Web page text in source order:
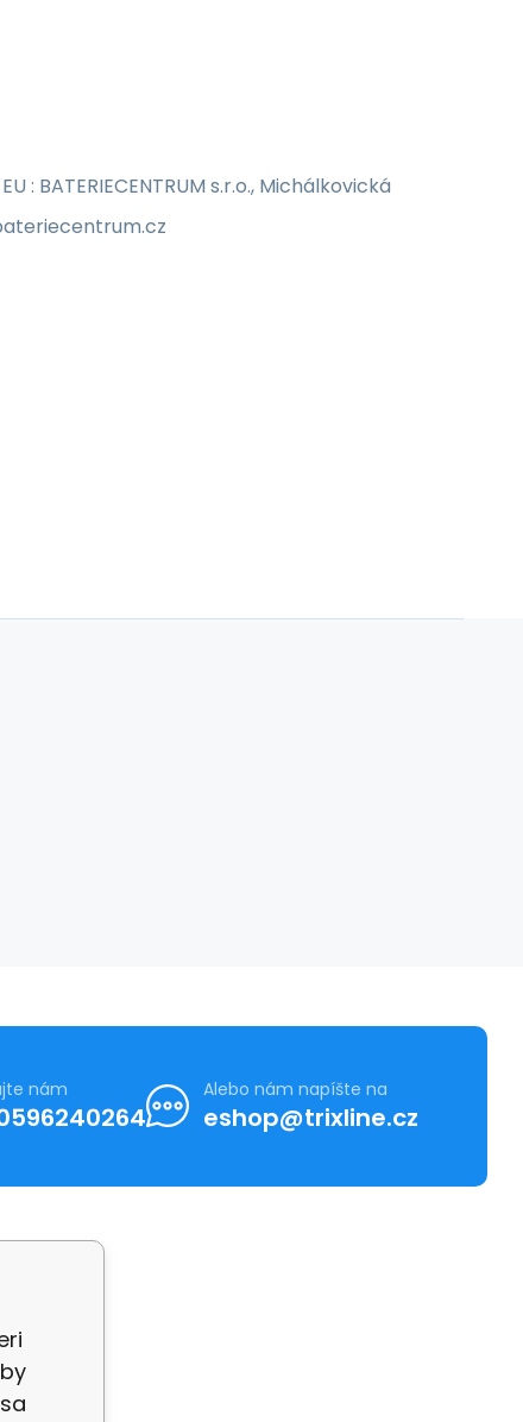
BATERIECENTRUM s.r.o., Michálkovická
nám Alebo nám napíšte na
eshop@trixline.cz